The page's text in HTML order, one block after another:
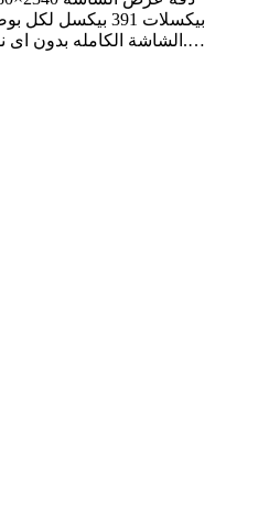
بيكسلات 391
الشاشة الكامله بدون اى نوتش وحواف صغيرة جدا.…